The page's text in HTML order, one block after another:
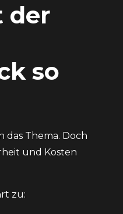
der
so
das Thema. Doch
und Kosten
zu: